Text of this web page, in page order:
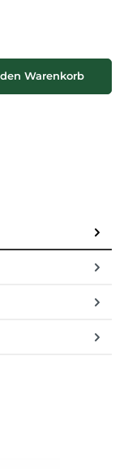
benutze die
Warenkorb